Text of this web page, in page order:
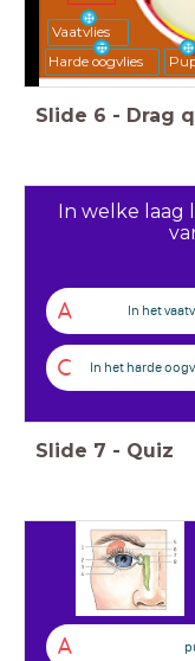
Harde oogvlies
Vaatvlies
Slide 6 - Drag
In welke laag
A In het
C In het harde
Slide 7 - Quiz
A